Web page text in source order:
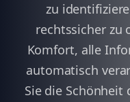
zu
rechtssicher zu
Komfort, alle
automatisch
Sie die Schönheit